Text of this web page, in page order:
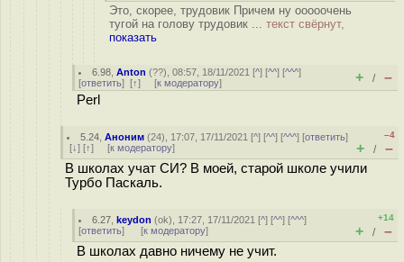
Это, скорее, трудовик Причем ну ооооочень
тугой на голову трудовик ... текст свёрнут,
показать
6.98 ,Anton (??), 08:57, 18/11/2021 [^] [^^] [^^^]
[ответить] [↑] [к модератору] + / –
Perl
5.24 ,Аноним (24), 17:07, 17/11/2021 [^] [^^] [^^^] [ответить]
[↓] [↑] [к модератору]
–4
+ / –
В школах учат СИ? В моей, старой школе учили
Турбо Паскаль.
6.27 ,keydon (ok), 17:27, 17/11/2021 [^] [^^] [^^^]
[ответить] [к модератору]
+14
+ / –
В школах давно ничему не учит.